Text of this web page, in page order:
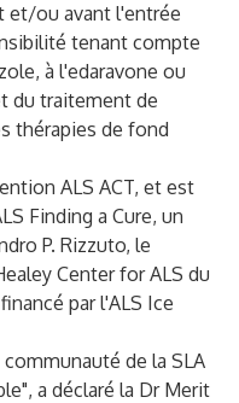
et/ou avant l'entrée
tenant compte
à l'edaravone ou
du traitement de
thérapies de fond
ALS ACT, et est
Finding a Cure, un
P. Rizzuto, le
Center for ALS du
par l'ALS Ice
de la SLA
a déclaré la Dr Merit